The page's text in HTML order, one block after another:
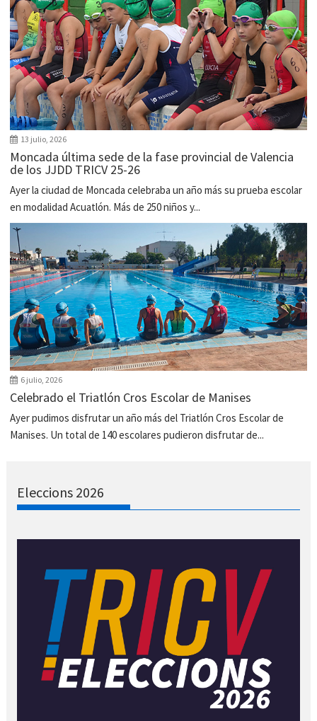
13 julio, 2026
Moncada última sede de la fase provincial de Valencia
de los JJDD TRICV 25-26
Ayer la ciudad de Moncada celebraba un año más su prueba escolar
en modalidad Acuatlón. Más de 250 niños y...
6 julio, 2026
Celebrado el Triatlón Cros Escolar de Manises
Ayer pudimos disfrutar un año más del Triatlón Cros Escolar de
Manises. Un total de 140 escolares pudieron disfrutar de...
Eleccions 2026